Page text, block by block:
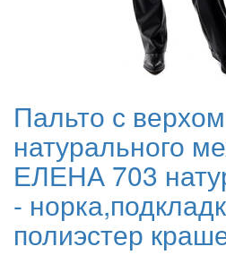
Пальто с
натурального
ЕЛЕНА 703
-
полиэстер